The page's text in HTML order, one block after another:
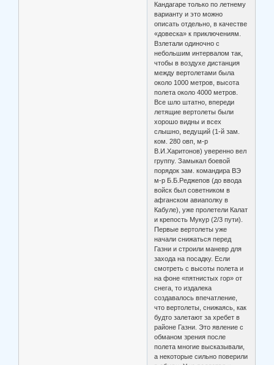
Кандагаре только по летнему
варианту и это можно
описать отдельно, в качестве
«довеска» к приключениям.
Взлетали одиночно с
небольшим интервалом так,
чтобы в воздухе дистанция
между вертолетами была
около 1000 метров, высота
полета около 4000 метров.
Все шло штатно, впереди
летящие вертолеты были
хорошо видны и всех
слышно, ведущий (1-й зам.
ком. 280 овп, м-р
В.И.Харитонов) уверенно вел
группу. Замыкал боевой
порядок зам. командира ВЭ
м-р Б.Б.Реджепов (до ввода
войск был советником в
афганском авиаполку в
Кабуле), уже пролетели Калат
и крепость Мукур (2/3 пути).
Первые вертолеты уже
начали снижаться перед
Газни и строили маневр для
захода на посадку. Если
смотреть с высоты полета и
на фоне «пятнистых гор» от
снега, то издалека
создавалось впечатление,
что вертолеты, снижаясь, как
будто залетают за хребет в
районе Газни. Это явление с
обманом зрения после
полета многие высказывали,
а некоторые сильно поверили